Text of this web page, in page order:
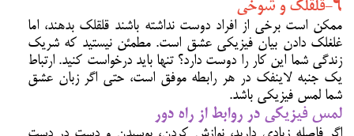
6-قلقلک و شوخی
ممکن است برخی از افراد دوست نداشته باشند قلقلک بدهند، اما
غلغلک دادن بیان فیزیکی عشق است. مطمئن نیستید که شریک
زندگی شما این کار را دوست دارد؟ تنها باید درخواست کنید. ارتباط
یک جنبه لاینفک در هر رابطه موفق است، حتی اگر زبان عشق
شما لمس فیزیکی باشد.
لمس فیزیکی در روابط از راه دور